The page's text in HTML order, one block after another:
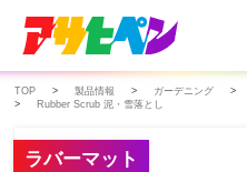
TOP 製品情報 ガーデニング
Rubber Scrub 泥・雪落とし
ラバーマット